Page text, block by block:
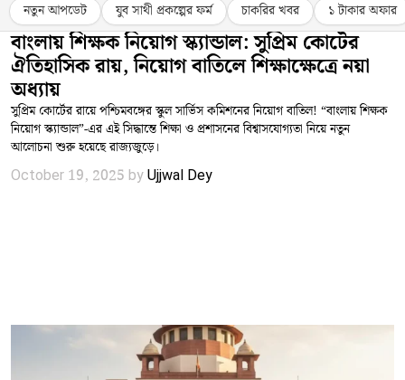
নতুন আপডেট যুব সাথী প্রকল্পের ফর্ম চাকরির খবর ১ টাকার অফার
বাংলায় শিক্ষক নিয়োগ স্ক্যান্ডাল: সুপ্রিম কোর্টের
ঐতিহাসিক রায়, নিয়োগ বাতিলে শিক্ষাক্ষেত্রে নয়া
অধ্যায়
সুপ্রিম কোর্টের রায়ে পশ্চিমবঙ্গের স্কুল সার্ভিস কমিশনের নিয়োগ বাতিল! “বাংলায় শিক্ষক
নিয়োগ স্ক্যান্ডাল”-এর এই সিদ্ধান্তে শিক্ষা ও প্রশাসনের বিশ্বাসযোগ্যতা নিয়ে নতুন
আলোচনা শুরু হয়েছে রাজ্যজুড়ে।
October 19, 2025 byUjjwal Dey